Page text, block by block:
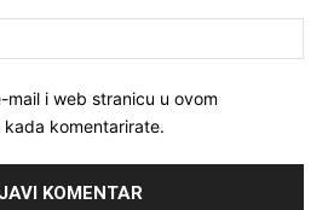
mail i web stranicu u ovom
komentarirate.